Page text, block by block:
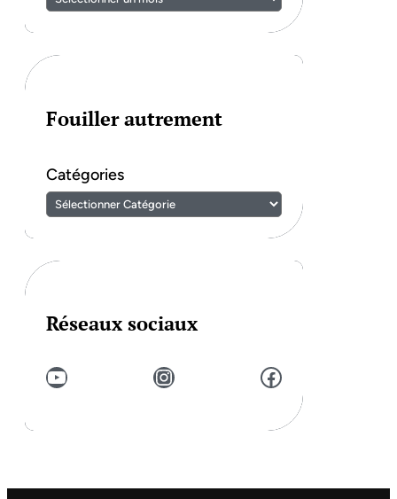
Fouiller autrement
Catégories
Réseaux sociaux
YouTube Instagram Facebook